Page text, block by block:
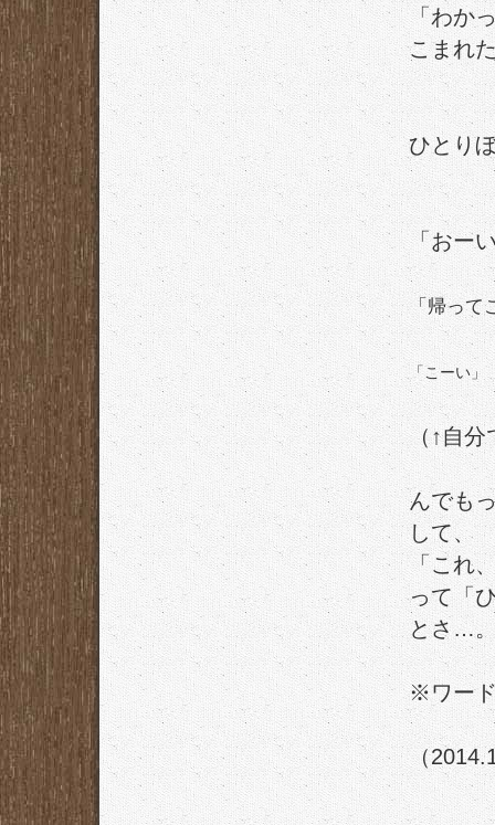
「わか
こまれ
ひとり
「おー
「帰って
「こーい」
（↑自分
んでも
して、
「これ
って「
とさ…
※ワー
（